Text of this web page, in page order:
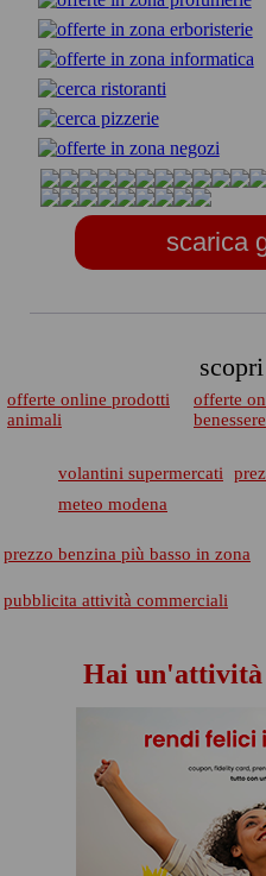
scarica
offerte online prodotti
animali
offerte
benessere
volantini supermercati
meteo modena
prezzo benzina più basso in zona
pubblicita attività commerciali
Hai un'attività